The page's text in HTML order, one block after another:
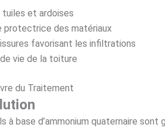
tuiles et ardoises
protectrice des matériaux
favorisant les infiltrations
vie de la toiture
du Traitement
à base d’ammonium quaternaire